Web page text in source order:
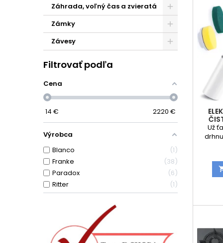
Záhrada, voľný čas a zvieratá
Zámky
Závesy
Filtrovať podľa
Cena
14 € 2220 €
Výrobca
Blanco
1
Franke
38
Paradox
6
Ritter
1
Už